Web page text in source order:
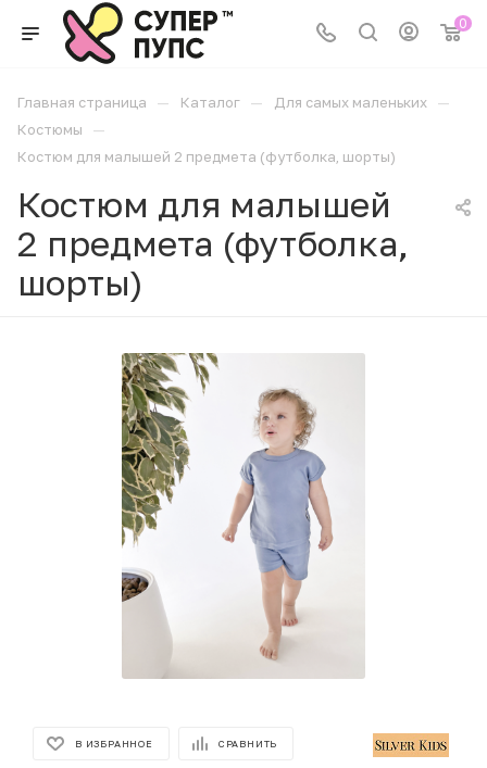
0
Главная страница — Каталог — Для самых маленьких —
Костюмы —
Костюм для малышей 2 предмета (футболка, шорты)
Костюм для малышей
2 предмета (футболка,
шорты)
В ИЗБРАННОЕ СРАВНИТЬ